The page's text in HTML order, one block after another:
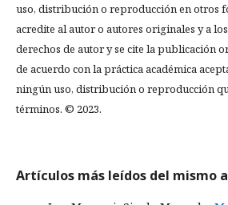
uso, distribución o reproducción en otros
acredite al autor o autores originales y a
derechos de autor y se cite la publicación
de acuerdo con la práctica académica
ningún uso, distribución o reproducción
términos. © 2023.
Artículos más leídos del mismo